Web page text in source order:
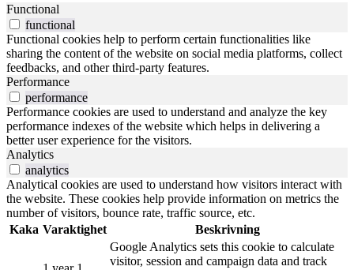
Functional
functional
Functional cookies help to perform certain functionalities like
sharing the content of the website on social media platforms, collect
feedbacks, and other third-party features.
Performance
performance
Performance cookies are used to understand and analyze the key
performance indexes of the website which helps in delivering a
better user experience for the visitors.
Analytics
analytics
Analytical cookies are used to understand how visitors interact with
the website. These cookies help provide information on metrics the
number of visitors, bounce rate, traffic source, etc.
Kaka Varaktighet Beskrivning
Google Analytics sets this cookie to calculate
visitor, session and campaign data and track